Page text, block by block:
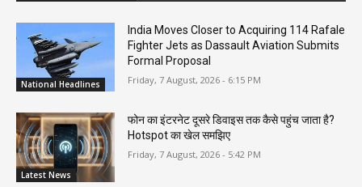
National Headlines
India Moves Closer to Acquiring 114 Rafale
Fighter Jets as Dassault Aviation Submits
Formal Proposal
Friday, 7 August, 2026 - 6:15 PM
Latest News
फोन का इंटरनेट दूसरे डिवाइस तक कैसे पहुंच जाता है?
Hotspot का खेल समझिए
Friday, 7 August, 2026 - 5:42 PM